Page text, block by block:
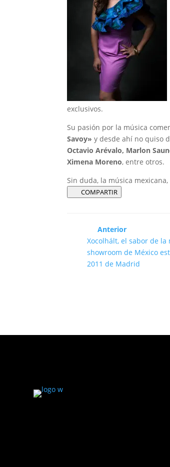
exclusivos.
Su pasión por la música
Savoy» y desde ahí no quiso
Octavio Arévalo, Marlon
Ximena Moreno, entre otros.
Sin duda, la música
COMPARTIR
Anterior
Xocolhált, el sabor de la
showroom de México
2011 de Madrid